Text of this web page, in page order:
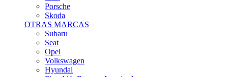
Porsche
Skoda
OTRAS MARCAS
Subaru
Seat
Opel
Volkswagen
Hyundai